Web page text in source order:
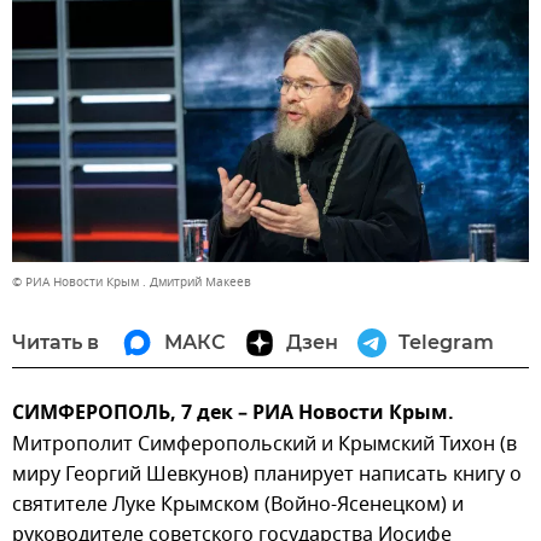
© РИА Новости Крым . Дмитрий Макеев
Читать в МАКС Дзен Telegram
СИМФЕРОПОЛЬ, 7 дек – РИА Новости Крым.
Митрополит Симферопольский и Крымский Тихон (в
миру Георгий Шевкунов) планирует написать книгу о
святителе Луке Крымском (Войно-Ясенецком) и
руководителе советского государства Иосифе